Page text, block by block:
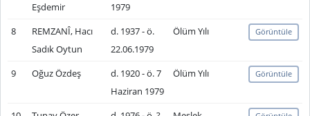
Eşdemir
1979
8
REMZANÎ, Hacı
Sadık Oytun
d. 1937 - ö.
22.06.1979
Ölüm Yılı Görüntüle
9 Oğuz Özdeş
d. 1920 - ö. 7
Haziran 1979
Ölüm Yılı Görüntüle